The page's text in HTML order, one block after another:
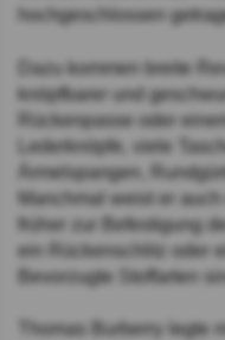
hochgeschlossen
Dazu kommen breite
knöpfbarer und
Rückenpasse oder
Lederknöpfe, viele
Ärmelspangen,
Manchmal weist er
früher zur Befestigung
ein Rückenschlitz oder
Bevorzugte Stoffarten
Thomas Burberry legte